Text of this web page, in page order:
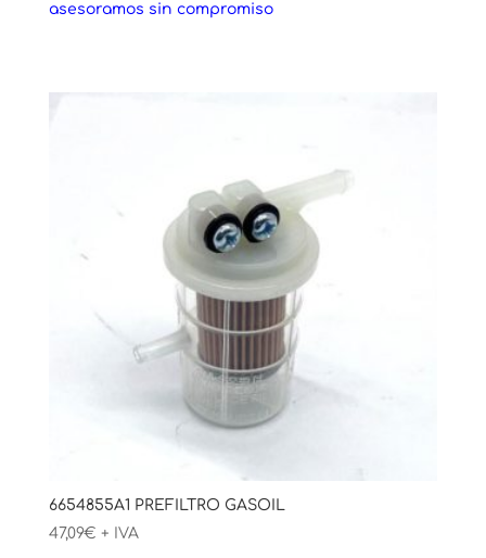
asesoramos sin compromiso
6654855A1 PREFILTRO GASOIL
47,09€ + IVA